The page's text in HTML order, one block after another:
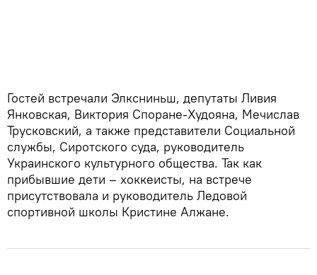
Гостей встречали Элксниньш, депутаты Ливия
Янковская, Виктория Споране-Худояна, Мечислав
Трусковский, а также представители Социальной
службы, Сиротского суда, руководитель
Украинского культурного общества. Так как
прибывшие дети – хоккеисты, на встрече
присутствовала и руководитель Ледовой
спортивной школы Кристине Алжане.